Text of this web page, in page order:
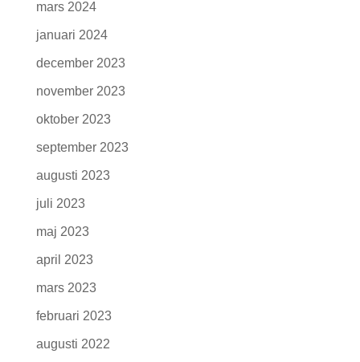
mars 2024
januari 2024
december 2023
november 2023
oktober 2023
september 2023
augusti 2023
juli 2023
maj 2023
april 2023
mars 2023
februari 2023
augusti 2022